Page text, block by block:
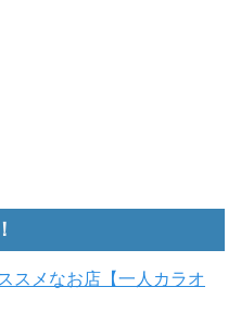
スメなお店【一人カラオ